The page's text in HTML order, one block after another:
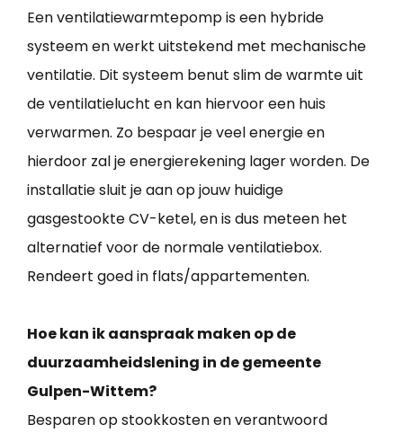
Een ventilatiewarmtepomp is een hybride
systeem en werkt uitstekend met mechanische
ventilatie. Dit systeem benut slim de warmte uit
de ventilatielucht en kan hiervoor een huis
verwarmen. Zo bespaar je veel energie en
hierdoor zal je energierekening lager worden. De
installatie sluit je aan op jouw huidige
gasgestookte CV-ketel, en is dus meteen het
alternatief voor de normale ventilatiebox.
Rendeert goed in flats/appartementen.
Hoe kan ik aanspraak maken op de
duurzaamheidslening in de gemeente
Gulpen-Wittem?
Besparen op stookkosten en verantwoord